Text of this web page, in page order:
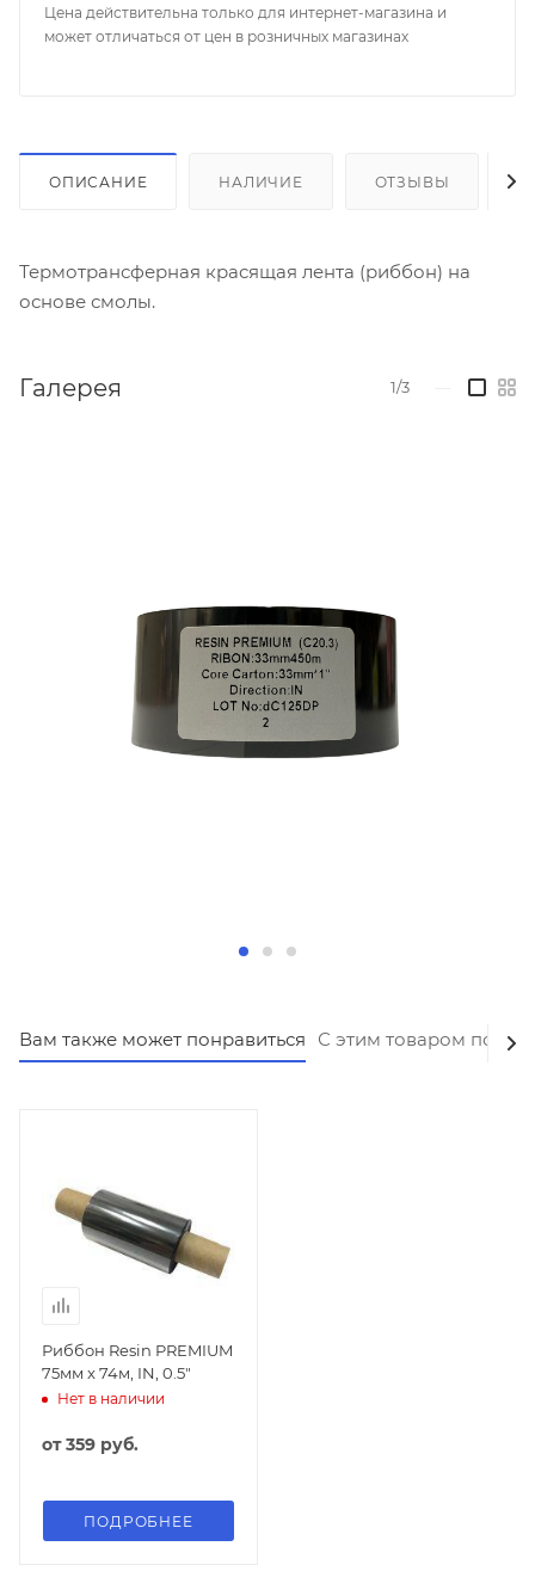
Цена действительна только для интернет-магазина и
может отличаться от цен в розничных магазинах
ОПИСАНИЕ НАЛИЧИЕ ОТЗЫВЫ
Термотрансферная красящая лента (риббон) на
основе смолы.
Галерея 1/3
Вам также может понравиться С этим товаром
Риббон Resin PREMIUM
75мм x 74м, IN, 0.5"
Нет в наличии
от359 руб.
ПОДРОБНЕЕ